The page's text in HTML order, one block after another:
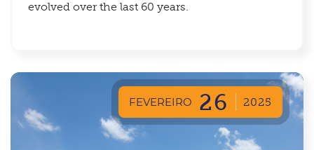
evolved over the last 60 years.
FEVEREIRO 26 2025